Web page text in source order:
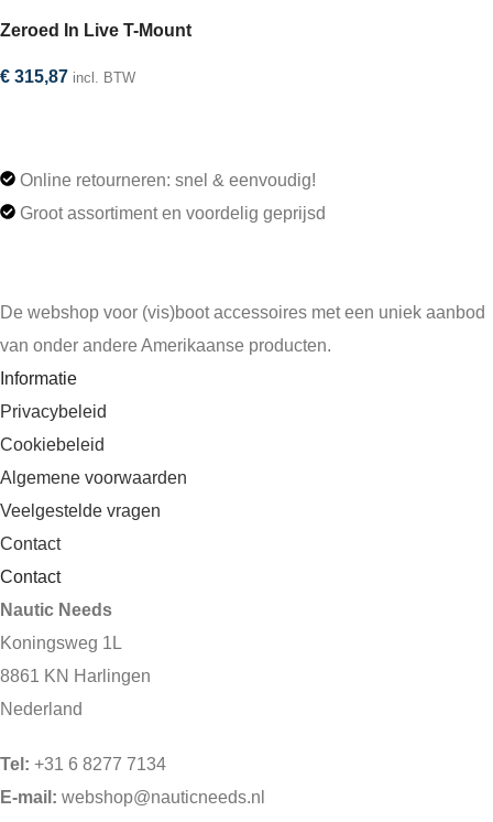
Zeroed In Live T-Mount
€ 315,87 incl. BTW
Online retourneren: snel & eenvoudig!
Groot assortiment en voordelig geprijsd
De webshop voor (vis)boot accessoires met een uniek aanbod
van onder andere Amerikaanse producten.
Informatie
Privacybeleid
Cookiebeleid
Algemene voorwaarden
Veelgestelde vragen
Contact
Contact
Nautic Needs
Koningsweg 1L
8861 KN Harlingen
Nederland
Tel: +31 6 8277 7134
E-mail: webshop@nauticneeds.nl